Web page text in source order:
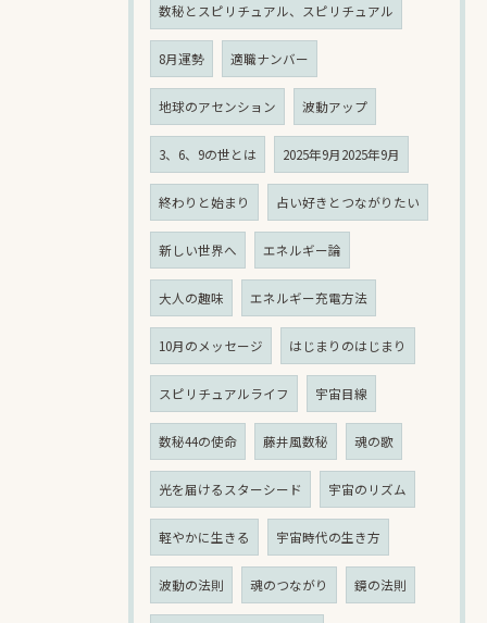
数秘とスピリチュアル、スピリチュアル
8月運勢 適職ナンバー
地球のアセンション 波動アップ
3、6、9の世とは 2025年9月2025年9月
終わりと始まり 占い好きとつながりたい
新しい世界へ エネルギー論
大人の趣味 エネルギー充電方法
10月のメッセージ はじまりのはじまり
スピリチュアルライフ 宇宙目線
数秘44の使命 藤井風数秘 魂の歌
光を届けるスターシード 宇宙のリズム
軽やかに生きる 宇宙時代の生き方
波動の法則 魂のつながり 鏡の法則